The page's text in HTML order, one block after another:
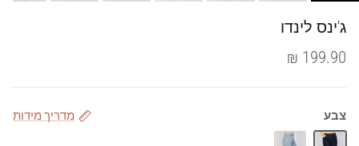
ג'ינס לינדו
199.90 ₪
צבע מדריך מידות